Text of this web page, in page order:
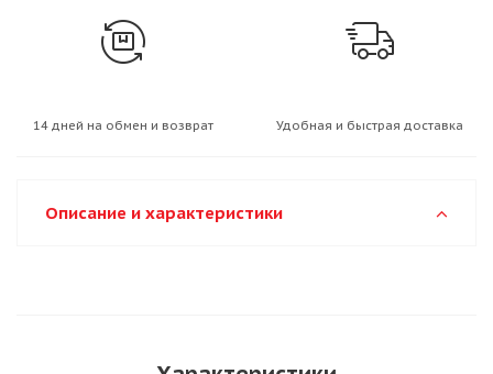
14 дней на обмен и возврат Удобная и быстрая доставка
Описание и характеристики